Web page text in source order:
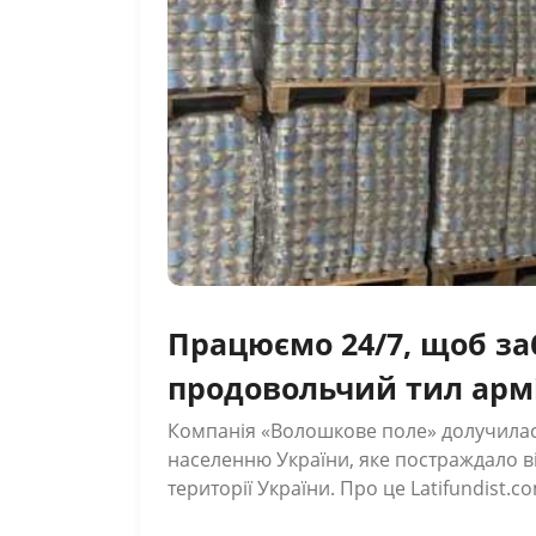
Працюємо 24/7, щоб
продовольчий тил
гендиректор компанії
поле
Компанія «Волошкове поле»
населенню України, яке постраждало
території України. Про це